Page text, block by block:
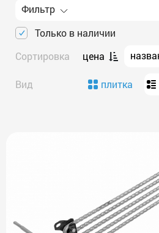
Фильтр
Только в наличии
Сортировка
цена
Вид плитка